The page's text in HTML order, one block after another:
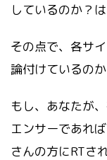
しているのか？は
その点で、各サ
論付けているの
もし、あなたが
エンサーであれ
さんの方にRTさ